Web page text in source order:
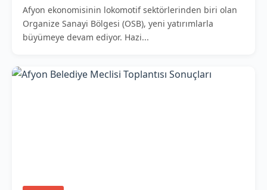
Afyon ekonomisinin lokomotif sektörlerinden biri olan
Organize Sanayi Bölgesi (OSB), yeni yatırımlarla
büyümeye devam ediyor. Hazi...